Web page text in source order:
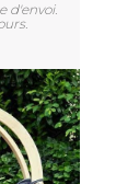
d'envoi.